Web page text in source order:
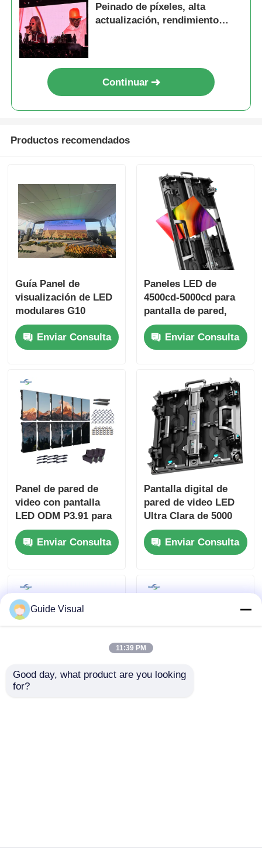
Peinado de píxeles, alta
actualización, rendimiento
Continuar
Productos recomendados
Guía Panel de
visualización de LED
modulares G10
pantalla LED
personalizada para
uso interior y exterior
Enviar Consulta
Paneles LED de
4500cd-5000cd para
pantalla de pared,
tablero de
visualización digital
para publicidad
Enviar Consulta
Panel de pared de
video con pantalla
LED ODM P3.91 para
telones de fondo de
iglesias 800W
Enviar Consulta
Pantalla digital de
pared de video LED
Ultra Clara de 5000
nits P2.9 P3.9 para
centros comerciales
Enviar Consulta
Guide Visual
11:39 PM
Good day, what product are you looking
for?